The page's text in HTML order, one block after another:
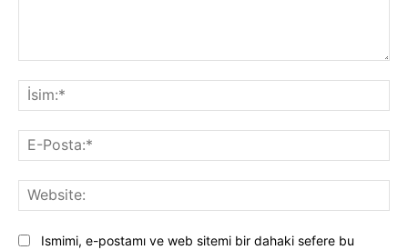
Ismimi, e-postamı ve web sitemi bir dahaki sefere bu